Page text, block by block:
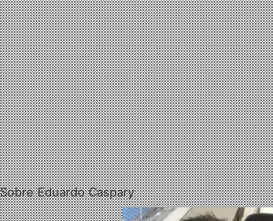
Sobre Eduardo Caspary